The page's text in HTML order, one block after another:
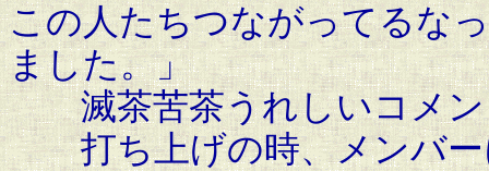
この人たちつながってるな
ました。」
滅茶苦茶うれしいコメン
打ち上げの時、メンバー